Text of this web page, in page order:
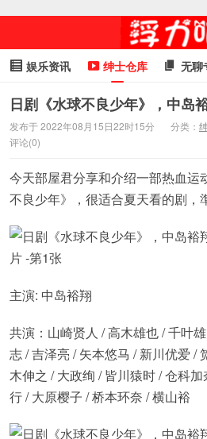
娱乐资讯 绅士仓库 无聊
浮力GIF 明星头条 浮力资讯 头
cosplay
日剧《水球不良少年》，中岛
发布于 2022年08月15日22时15分 分类：
评论(0)
今天部屋君分享和介绍一部热血运
不良少年》，很适合夏天看的剧，
主演: 中岛裕翔
共演：山崎贤人 / 高木雄也 / 千叶
志 / 吉泽亮 / 矢本悠马 / 新川优爱 /
木伸之 / 大政绚 / 皆川猿时 / 仓科
行 / 大原樱子 / 桥本环奈 / 横山裕